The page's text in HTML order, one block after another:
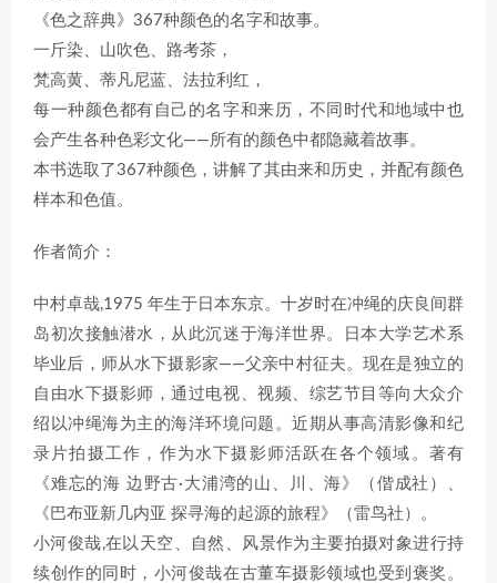
《色之辞典》367种颜色的名字和故事。
一斤染、山吹色、路考茶，
梵高黄、蒂凡尼蓝、法拉利红，
每一种颜色都有自己的名字和来历，不同时代和地域中也
会产生各种色彩文化——所有的颜色中都隐藏着故事。
本书选取了367种颜色，讲解了其由来和历史，并配有颜色
样本和色值。
作者简介：
中村卓哉,1975 年生于日本东京。十岁时在冲绳的庆良间群
岛初次接触潜水，从此沉迷于海洋世界。日本大学艺术系
毕业后，师从水下摄影家——父亲中村征夫。现在是独立的
自由水下摄影师，通过电视、视频、综艺节目等向大众介
绍以冲绳海为主的海洋环境问题。近期从事高清影像和纪
录片拍摄工作，作为水下摄影师活跃在各个领域。著有
《难忘的海 边野古·大浦湾的山、川、海》（偕成社）、
《巴布亚新几内亚 探寻海的起源的旅程》（雷鸟社）。
小河俊哉,在以天空、自然、风景作为主要拍摄对象进行持
续创作的同时，小河俊哉在古董车摄影领域也受到褒奖。